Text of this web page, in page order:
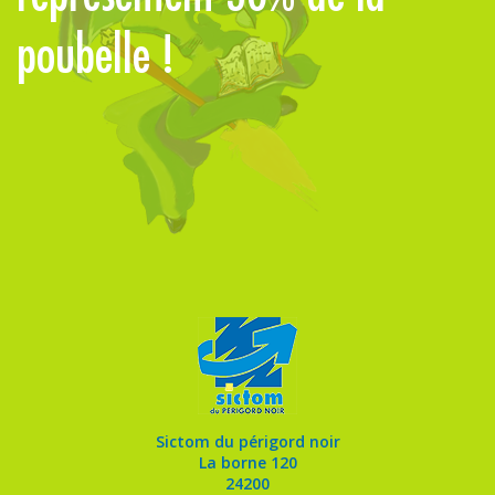
poubelle !
Sictom du périgord noir
La borne 120
24200